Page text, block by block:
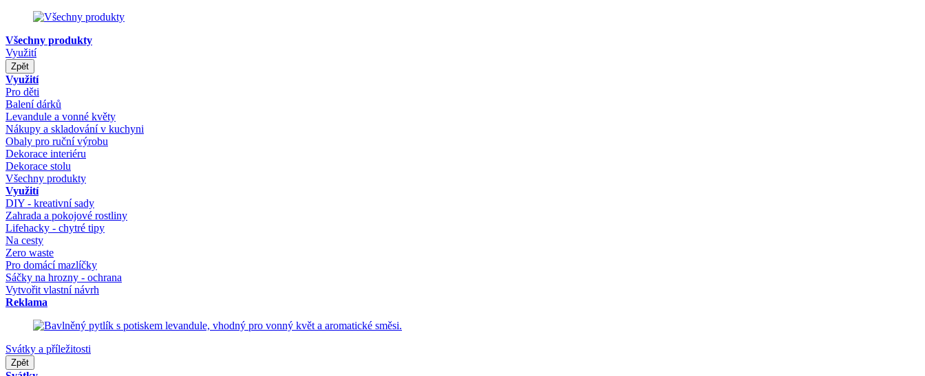
Všechny produkty
Využití
Zpět
Využití
Pro děti
Balení dárků
Levandule a vonné květy
Nákupy a skladování v kuchyni
Obaly pro ruční výrobu
Dekorace interiéru
Dekorace stolu
Všechny produkty
Využití
DIY - kreativní sady
Zahrada a pokojové rostliny
Lifehacky - chytré tipy
Na cesty
Zero waste
Pro domácí mazlíčky
Sáčky na hrozny - ochrana
Vytvořit vlastní návrh
Reklama
Svátky a příležitosti
Zpět